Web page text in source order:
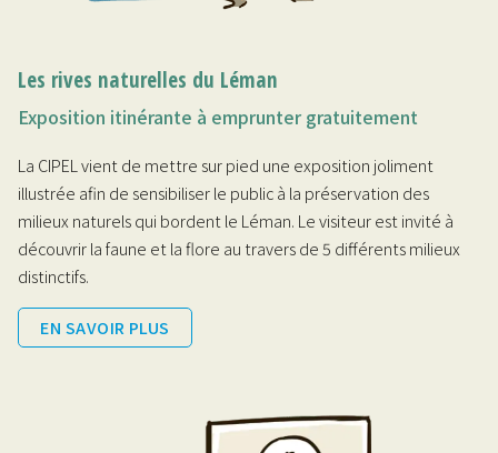
Les rives naturelles du Léman
Exposition itinérante à emprunter gratuitement
La CIPEL vient de mettre sur pied une exposition joliment
illustrée afin de sensibiliser le public à la préservation des
milieux naturels qui bordent le Léman. Le visiteur est invité à
découvrir la faune et la flore au travers de 5 différents milieux
distinctifs.
EN SAVOIR PLUS